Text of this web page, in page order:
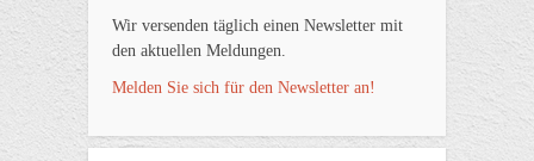
Wir versenden täglich einen Newsletter mit
den aktuellen Meldungen.
Melden Sie sich für den Newsletter an!